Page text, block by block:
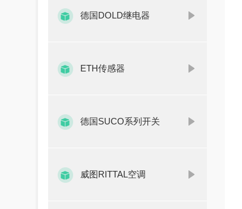
德国DOLD继电器
ETH传感器
德国SUCO系列开关
威图RITTAL空调